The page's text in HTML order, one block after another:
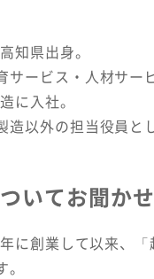
知県出身。
サービス・人材サー
に入社。
造以外の担当役員と
いてお聞かせ
に創業して以来、